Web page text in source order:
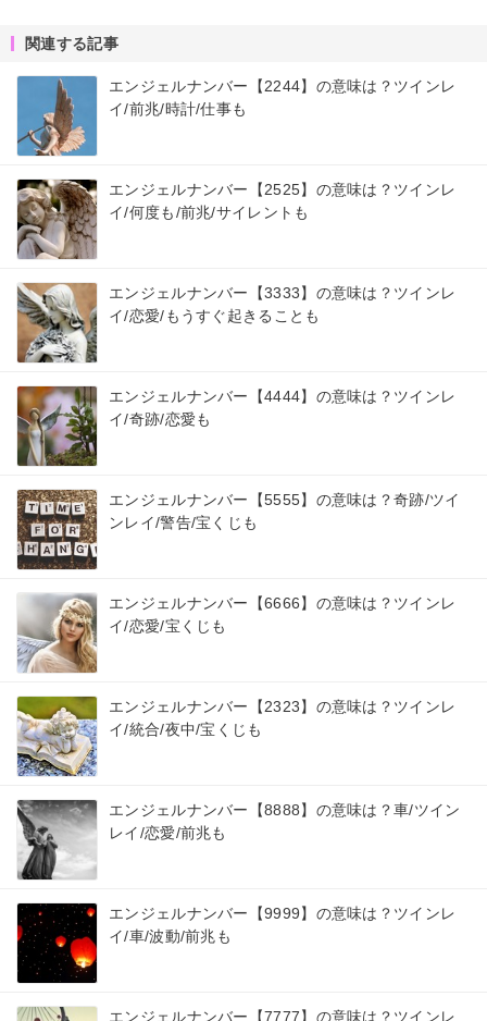
関連する記事
エンジェルナンバー【2244】の意味は？ツインレ
イ/前兆/時計/仕事も
エンジェルナンバー【2525】の意味は？ツインレ
イ/何度も/前兆/サイレントも
エンジェルナンバー【3333】の意味は？ツインレ
イ/恋愛/もうすぐ起きることも
エンジェルナンバー【4444】の意味は？ツインレ
イ/奇跡/恋愛も
エンジェルナンバー【5555】の意味は？奇跡/ツイ
ンレイ/警告/宝くじも
エンジェルナンバー【6666】の意味は？ツインレ
イ/恋愛/宝くじも
エンジェルナンバー【2323】の意味は？ツインレ
イ/統合/夜中/宝くじも
エンジェルナンバー【8888】の意味は？車/ツイン
レイ/恋愛/前兆も
エンジェルナンバー【9999】の意味は？ツインレ
イ/車/波動/前兆も
エンジェルナンバー【7777】の意味は？ツインレ